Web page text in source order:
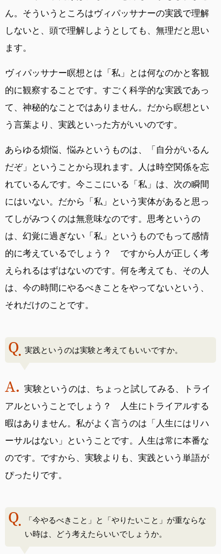
ん。そういうところはヴィパッサナーの実践で理解
しないと、頭で理解しようとしても、無理だと思い
ます。
ヴィパッサナー瞑想とは「私」とは何なのかと客観
的に観察することです。すごく科学的な実践であっ
て、神秘的なことではありません。だから瞑想とい
う言葉より、実践といった方がいいのです。
あらゆる煩悩、悩みというものは、「自分がいるん
だぞ」ということから現れます。人は時空関係を忘
れているんです。今ここにいる「私」は、次の瞬間
にはいない。だから「私」という実体があると思っ
てしがみつくのは無意味なのです。思考というの
は、幻覚に過ぎない「私」というものでもって感情
的に考えているでしょう？ ですから人が正しく考
えられるはずはないのです。何を考えても、その人
は、今の時間にやるべきことをやってないという、
それだけのことです。
実践というのは実験と考えてもいいですか。
実験というのは、ちょっと試してみる、トライ
アルということでしょう？ 人生にトライアルする
暇はありません。私がよく言うのは「人生にはリハ
ーサルはない」ということです。人生は常に本番な
のです。ですから、実験よりも、実践という単語が
ぴったりです。
「今やるべきこと」と「やりたいこと」が重ならな
い時は、どう考えたらいいでしょうか。